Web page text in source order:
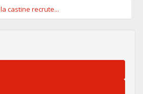
la castine recrute...